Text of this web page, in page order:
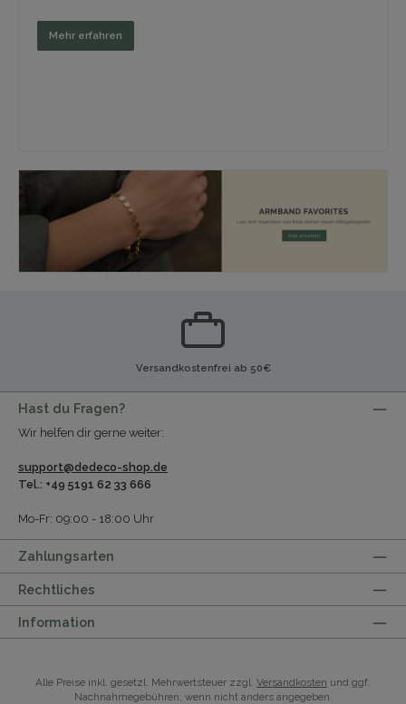
Mehr erfahren
Versandkostenfrei ab 50€
Hast du Fragen?
Wir helfen dir gerne weiter:
support@dedeco-shop.de
Tel.: +49 5191 62 33 666
Mo-Fr: 09:00 - 18:00 Uhr
Zahlungsarten
Rechtliches
Information
Alle Preise inkl. gesetzl. Mehrwertsteuer zzgl. Versandkosten und ggf.
Nachnahmegebühren, wenn nicht anders angegeben.